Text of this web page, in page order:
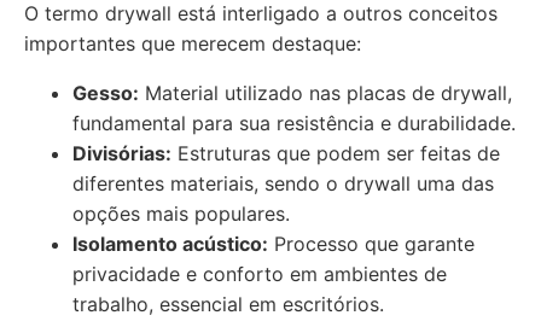
O termo drywall está interligado a outros conceitos
importantes que merecem destaque:
Gesso: Material utilizado nas placas de drywall,
fundamental para sua resistência e durabilidade.
Divisórias: Estruturas que podem ser feitas de
diferentes materiais, sendo o drywall uma das
opções mais populares.
Isolamento acústico: Processo que garante
privacidade e conforto em ambientes de
trabalho, essencial em escritórios.